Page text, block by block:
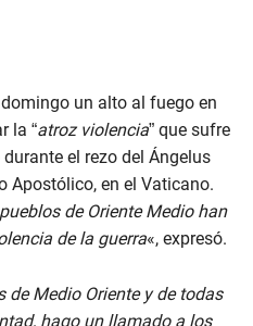
un alto al fuego en
la “atroz violencia” que sufre
el rezo del Ángelus
Apostólico, en el Vaticano.
de Oriente Medio han
de la guerra«, expresó.
de Medio Oriente y de todas
hago un llamado a los